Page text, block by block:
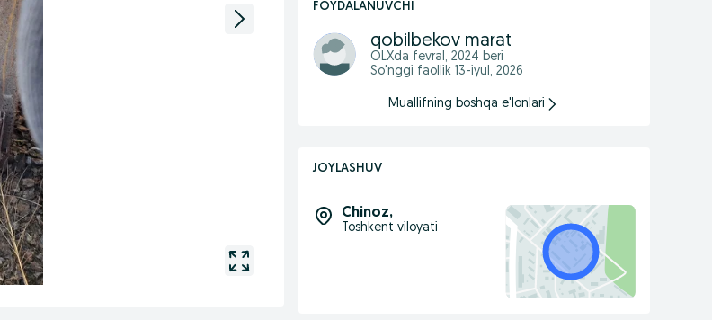
FOYDALANUVCHI
qobilbekov marat
OLXda fevral, 2024 beri
So'nggi faollik 13-iyul, 2026
Muallifning boshqa e'lonlari
JOYLASHUV
Chinoz,
Toshkent viloyati